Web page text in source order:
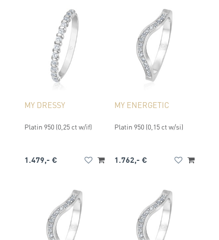
MY DRESSY
Platin 950 (0,25 ct w/if)
1.479,- €
MY ENERGETIC
Platin 950 (0,15 ct w/si)
1.762,- €